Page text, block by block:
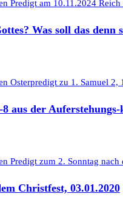
Was soll das denn
aus der
Christfest, 03.01.2020